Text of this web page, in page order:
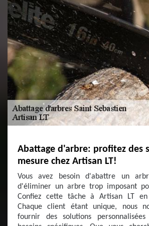
Abattage d'arbre: profitez des
mesure chez Artisan LT!
Vous avez besoin d'abattre un
d'éliminer un arbre trop imposant
Confiez cette tâche à Artisan LT en
Chaque client étant unique, nous
fournir des solutions